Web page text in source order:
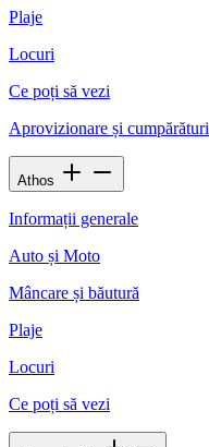
Plaje
Locuri
Ce poți să vezi
Aprovizionare și cumpărături
Athos
Informații generale
Auto și Moto
Mâncare și băutură
Plaje
Locuri
Ce poți să vezi